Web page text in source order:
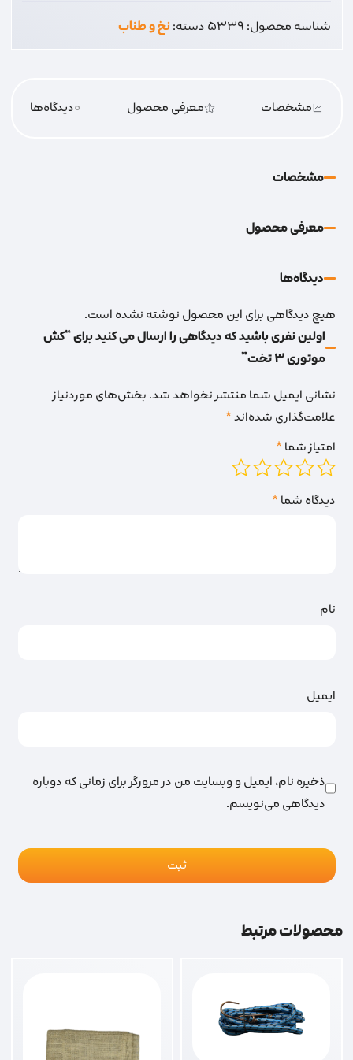
شناسه محصول:5339دسته:نخ و طناب
مشخصات معرفی محصول 0دیدگاه‌‌ها
مشخصات
معرفی محصول
دیدگاه‌‌ها
هیچ دیدگاهی برای این محصول نوشته نشده است.
اولین نفری باشید که دیدگاهی را ارسال می کنید برای “کش
موتوری 3 تخت”
نشانی ایمیل شما منتشر نخواهد شد.بخش‌های موردنیاز
علامت‌گذاری شده‌اند*
امتیاز شما*
دیدگاه شما*
نام
ایمیل
ذخیره نام، ایمیل و وبسایت من در مرورگر برای زمانی که دوباره
دیدگاهی می‌نویسم.
محصولات مرتبط